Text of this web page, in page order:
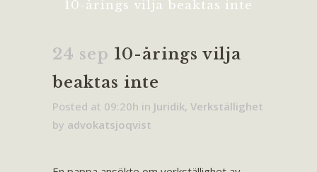
10-årings vilja beaktas inte
24 sep 10-årings vilja
beaktas inte
Posted at 09:20h in Juridik, Verkställighet
by advokatsjoqvist